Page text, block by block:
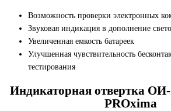
Возможность проверки электронных
Звуковая индикация в дополнение
Увеличенная емкость батареек
Улучшенная чувствительность
тестирования
Индикаторная отвертка
PROxima